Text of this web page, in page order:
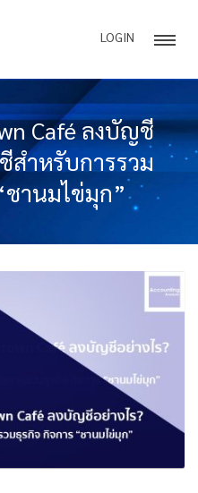
LOGIN
Café ลงบัญชี
สำหรับการรวม
ชานมไข่มุก”